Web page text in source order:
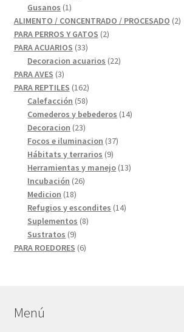
Gusanos 11
producto
ALIMENTO / CONCENTRADO / PROCESADO 22
PARA PERROS Y GATOS 22
PARA ACUARIOS 3333
productos
Decoracion acuarios 2222
PARA AVES 33
productos
PARA REPTILES 162162
productos
Calefacción 5858
productos
Comederos y bebederos 1414
Decoracion 2323
productos
Focos e iluminacion 3737
Hábitats y terrarios 99
productos
Herramientas y manejo 1313
Incubación 2626
Medicion 1818
productos
Refugios y escondites 1414
Suplementos 88
Sustratos 99
productos
PARA ROEDORES 66
Menú